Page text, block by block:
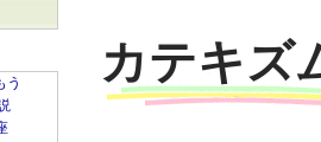
う
カテキズ